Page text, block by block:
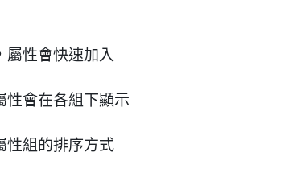
屬性會快速加入
性會在各組下顯示
性組的排序方式